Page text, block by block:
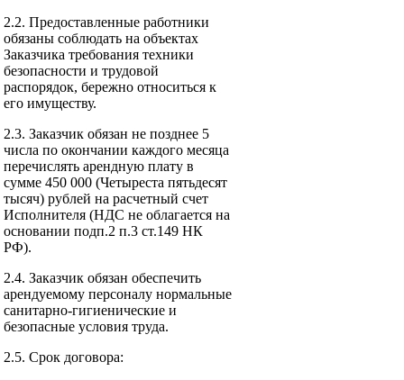
2.2. Предоставленные работники
обязаны соблюдать на объектах
Заказчика требования техники
безопасности и трудовой
распорядок, бережно относиться к
его имуществу.
2.3. Заказчик обязан не позднее 5
числа по окончании каждого месяца
перечислять арендную плату в
сумме 450 000 (Четыреста пятьдесят
тысяч) рублей на расчетный счет
Исполнителя (НДС не облагается на
основании подп.2 п.3 ст.149 НК
РФ).
2.4. Заказчик обязан обеспечить
арендуемому персоналу нормальные
санитарно-гигиенические и
безопасные условия труда.
2.5. Срок договора: